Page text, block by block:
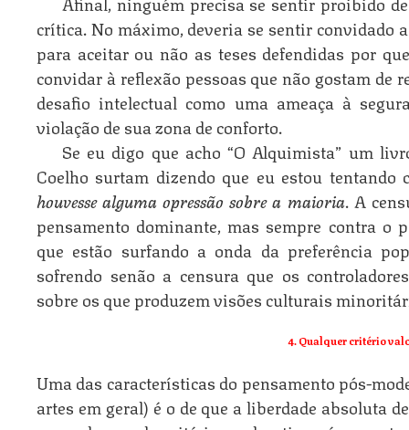
crítica. No máximo, deveria se sentir convidado
para aceitar ou não as teses defendi­das por
convidar à reflexão pessoas que não gostam de
desafio intelectual como uma ameaça à
violação de sua zona de conforto.
Se eu digo que acho “O Alquimista” um
Coelho surtam dizendo que eu estou
houvesse alguma opressão sobre a maioria. A
pensamento dominante, mas sempre contra o
que estão surfando a onda da preferência
sofrendo senão a censura que os
sobre os que produzem visões culturais
4. Qualquer critério
Uma das características do pensamento pós-
artes em geral) é o de que a liberdade absoluta